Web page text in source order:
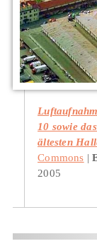
10 sowie
ältesten
Commons
2005